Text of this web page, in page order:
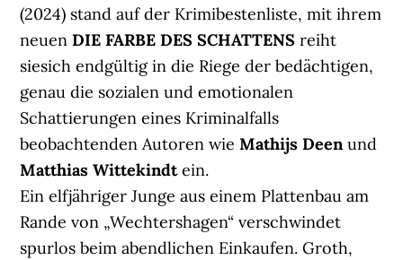
(2024) stand auf der Krimibestenliste, mit ihrem
neuenDIE FARBE DES SCHATTENSreiht
siesich endgültig in die Riege der bedächtigen,
genau die sozialen und emotionalen
Schattierungen eines Kriminalfalls
beobachtenden Autoren wieMathijs Deenund
Matthias Wittekindtein.
Ein elfjähriger Junge aus einem Plattenbau am
Rande von „Wechtershagen“ verschwindet
spurlos beim abendlichen Einkaufen. Groth,